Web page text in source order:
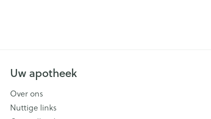
Uw apotheek
Over ons
Nuttige links